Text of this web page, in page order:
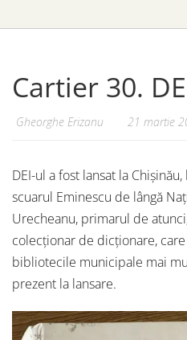
Cartier 30.
Gheorghe Erizanu 21 martie
DEI-ul a fost lansat la
scuarul Eminescu de lângă
Urecheanu, primarul de
colecționar de dicționare,
bibliotecile municipale mai
prezent la lansare.